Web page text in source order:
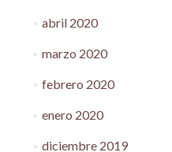
abril 2020
marzo 2020
febrero 2020
enero 2020
diciembre 2019